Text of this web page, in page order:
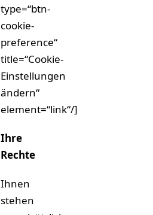
type=“btn-
cookie-
preference“
title=“Cookie-
Einstellungen
ändern“
element=“link“/]
Ihre
Rechte
Ihnen
stehen